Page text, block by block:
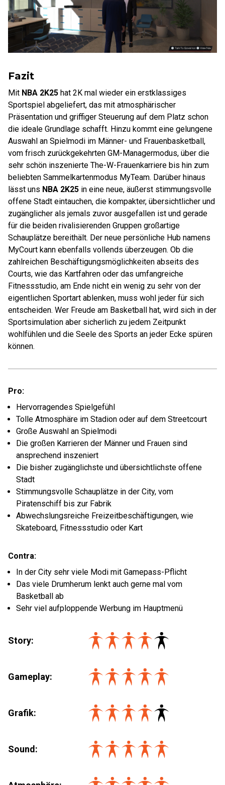
Fazit
Mit NBA 2K25 hat 2K mal wieder ein erstklassiges
Sportspiel abgeliefert, das mit atmosphärischer
Präsentation und griffiger Steuerung auf dem Platz schon
die ideale Grundlage schafft. Hinzu kommt eine gelungene
Auswahl an Spielmodi im Männer- und Frauenbasketball,
vom frisch zurückgekehrten GM-Managermodus, über die
sehr schön inszenierte The-W-Frauenkarriere bis hin zum
beliebten Sammelkartenmodus MyTeam. Darüber hinaus
lässt uns NBA 2K25 in eine neue, äußerst stimmungsvolle
offene Stadt eintauchen, die kompakter, übersichtlicher und
zugänglicher als jemals zuvor ausgefallen ist und gerade
für die beiden rivalisierenden Gruppen großartige
Schauplätze bereithält. Der neue persönliche Hub namens
MyCourt kann ebenfalls vollends überzeugen. Ob die
zahlreichen Beschäftigungsmöglichkeiten abseits des
Courts, wie das Kartfahren oder das umfangreiche
Fitnessstudio, am Ende nicht ein wenig zu sehr von der
eigentlichen Sportart ablenken, muss wohl jeder für sich
entscheiden. Wer Freude am Basketball hat, wird sich in der
Sportsimulation aber sicherlich zu jedem Zeitpunkt
wohlfühlen und die Seele des Sports an jeder Ecke spüren
können.
Pro:
Hervorragendes Spielgefühl
Tolle Atmosphäre im Stadion oder auf dem Streetcourt
Große Auswahl an Spielmodi
Die großen Karrieren der Männer und Frauen sind
ansprechend inszeniert
Die bisher zugänglichste und übersichtlichste offene
Stadt
Stimmungsvolle Schauplätze in der City, vom
Piratenschiff bis zur Fabrik
Abwechslungsreiche Freizeitbeschäftigungen, wie
Skateboard, Fitnessstudio oder Kart
Contra:
In der City sehr viele Modi mit Gamepass-Pflicht
Das viele Drumherum lenkt auch gerne mal vom
Basketball ab
Sehr viel aufploppende Werbung im Hauptmenü
Story:
Gameplay:
Grafik:
Sound: